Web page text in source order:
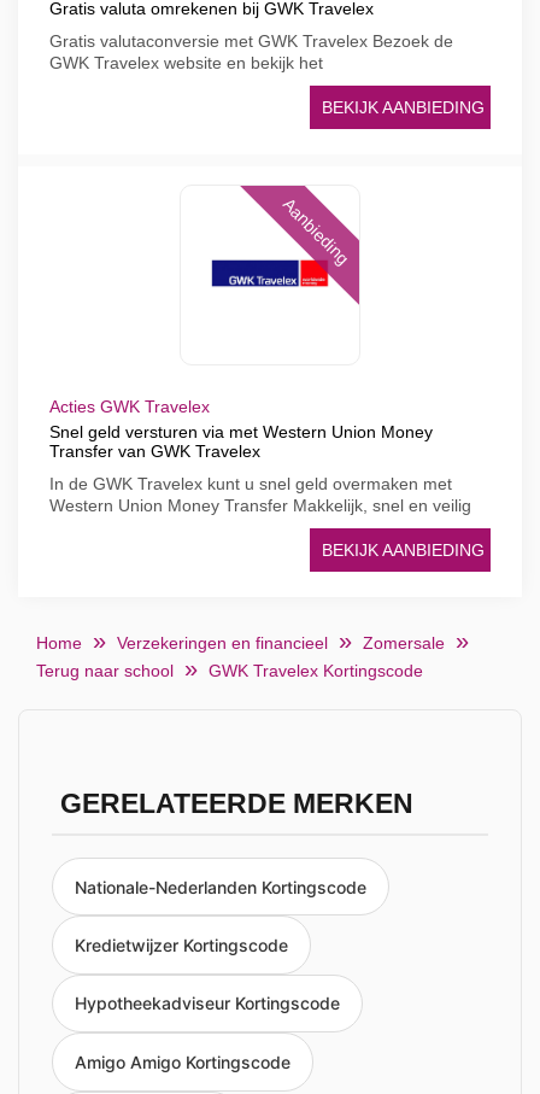
Gratis valuta omrekenen bij GWK Travelex
Gratis valutaconversie met GWK Travelex Bezoek de
GWK Travelex website en bekijk het
BEKIJK AANBIEDING
Aanbieding
Acties GWK Travelex
Snel geld versturen via met Western Union Money
Transfer van GWK Travelex
In de GWK Travelex kunt u snel geld overmaken met
Western Union Money Transfer Makkelijk, snel en veilig
BEKIJK AANBIEDING
Home Verzekeringen en financieel
Zomersale
Terug naar school
GWK Travelex Kortingscode
GERELATEERDE MERKEN
Nationale-Nederlanden Kortingscode
Kredietwijzer Kortingscode
Hypotheekadviseur Kortingscode
Amigo Amigo Kortingscode